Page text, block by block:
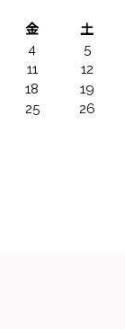
金
土
4
5
11
12
18
19
25
26